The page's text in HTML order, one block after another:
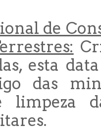
de
esta
das
limpeza